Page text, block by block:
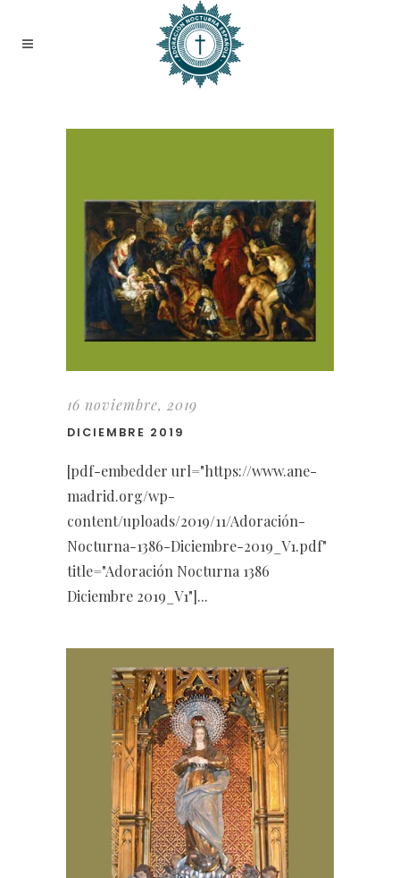
16 noviembre, 2019
DICIEMBRE 2019
[pdf-embedder url="https://www.ane-
madrid.org/wp-
content/uploads/2019/11/Adoración-
Nocturna-1386-Diciembre-2019_V1.pdf"
title="Adoración Nocturna 1386
Diciembre 2019_V1"]...